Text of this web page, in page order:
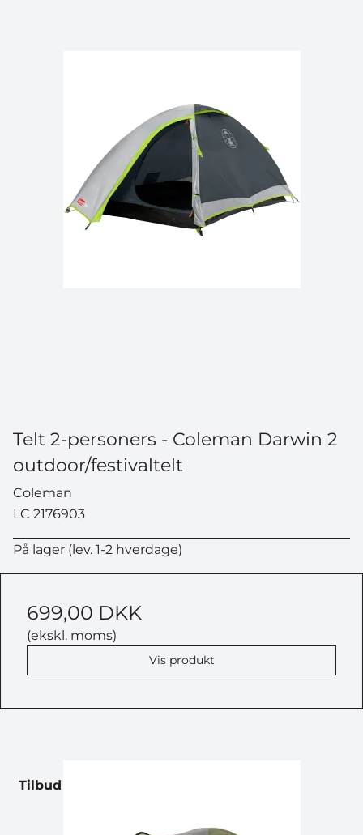
Telt 2-personers - Coleman Darwin 2
outdoor/festivaltelt
Coleman
LC 2176903
På lager (lev. 1-2 hverdage)
699,00 DKK
(ekskl. moms)
Vis produkt
Tilbud